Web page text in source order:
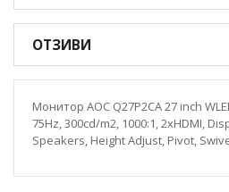
ОТЗИВИ
Монитор AOC Q27P2CA 27 inch
75Hz, 300cd/m2, 1000:1, 2xHDMI,
Speakers, Height Adjust, Pivot,